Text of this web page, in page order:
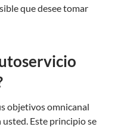
que desee tomar
objetivos omnicanal
usted. Este principio se